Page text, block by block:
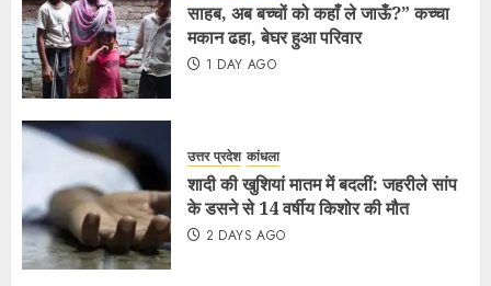
साहब, अब बच्चों को कहाँ ले जाऊँ?” कच्चा
मकान ढहा, बेघर हुआ परिवार
1 DAY AGO
उत्तर प्रदेश कांधला
शादी की खुशियां मातम में बदलीं: जहरीले सांप
के डसने से 14 वर्षीय किशोर की मौत
2 DAYS AGO